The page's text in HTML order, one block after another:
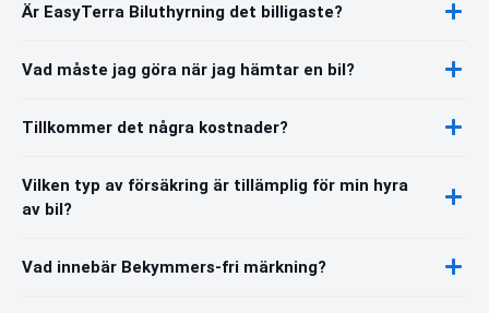
Är EasyTerra Biluthyrning det billigaste?
Vad måste jag göra när jag hämtar en bil?
Tillkommer det några kostnader?
Vilken typ av försäkring är tillämplig för min hyra
av bil?
Vad innebär Bekymmers-fri märkning?